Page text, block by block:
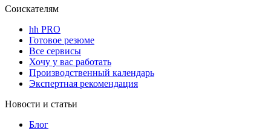
Соискателям
hh PRO
Готовое резюме
Все сервисы
Хочу у вас работать
Производственный календарь
Экспертная рекомендация
Новости и статьи
Блог